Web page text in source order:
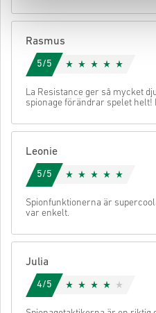
din kod.
Rasmus
5/5
La Resistance ger så mycket
spionage förändrar spelet helt!
Leonie
5/5
Spionfunktionerna är
var enkelt.
Julia
4/5